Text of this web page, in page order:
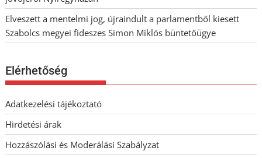
Elveszett a mentelmi jog, újraindult a parlamentből kiesett
Szabolcs megyei fideszes Simon Miklós büntetőügye
Elérhetőség
Adatkezelési tájékoztató
Hirdetési árak
Hozzászólási és Moderálási Szabályzat